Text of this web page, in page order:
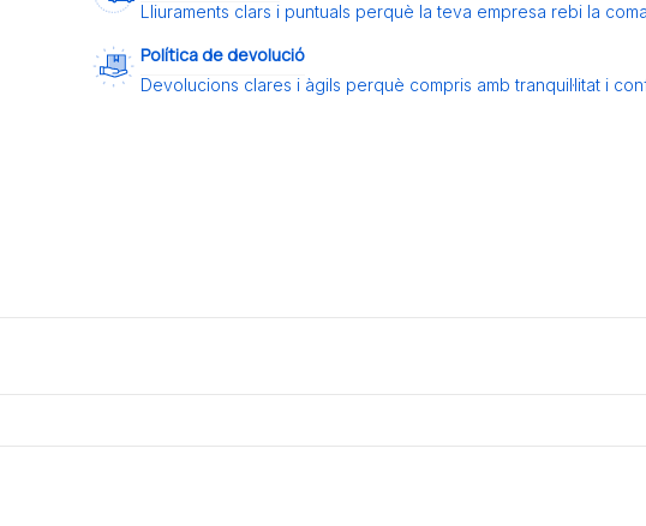
Lliuraments clars i puntuals perquè la teva empresa rebi la
Política de devolució
Devolucions clares i àgils perquè compris amb tranquil·litat i